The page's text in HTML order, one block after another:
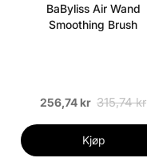
BaByliss Air Wand
Smoothing Brush
256,74 kr 315,74 kr
Kjøp